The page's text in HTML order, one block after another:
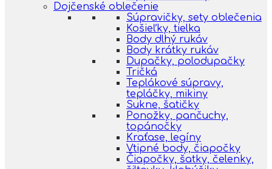
Dojčenské oblečenie
Súpravičky, sety oblečenia
Košieľky, tielka
Body dlhý rukáv
Body krátky rukáv
Dupačky, polodupačky
Tričká
Teplákové súpravy,
tepláčky, mikiny
Sukne, šatičky
Ponožky, pančuchy,
topánočky
Kraťase, legíny
Vtipné body, čiapočky
Čiapočky, šatky, čelenky,